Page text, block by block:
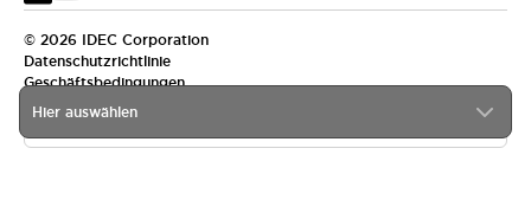
Hier auswählen
© 2026 IDEC Corporation
Datenschutzrichtlinie
Geschäftsbedingungen
EMEA